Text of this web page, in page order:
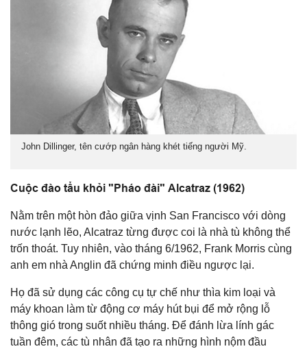
John Dillinger, tên cướp ngân hàng khét tiếng người Mỹ.
Cuộc đào tẩu khỏi "Pháo đài" Alcatraz (1962)
Nằm trên một hòn đảo giữa vịnh San Francisco với dòng
nước lạnh lẽo, Alcatraz từng được coi là nhà tù không thể
trốn thoát. Tuy nhiên, vào tháng 6/1962, Frank Morris cùng
anh em nhà Anglin đã chứng minh điều ngược lại.
Họ đã sử dụng các công cụ tự chế như thìa kim loại và
máy khoan làm từ động cơ máy hút bụi để mở rộng lỗ
thông gió trong suốt nhiều tháng. Để đánh lừa lính gác
tuần đêm, các tù nhân đã tạo ra những hình nộm đầu